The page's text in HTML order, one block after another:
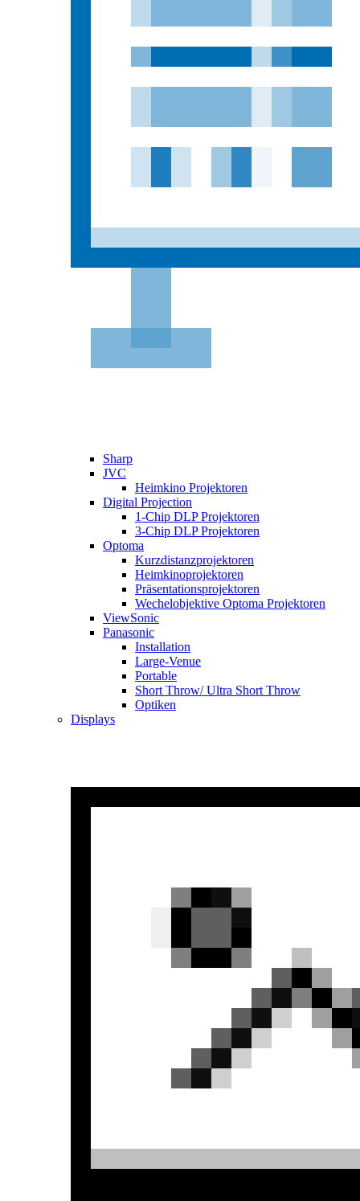
Sharp
JVC
Heimkino Projektoren
Digital Projection
1-Chip DLP Projektoren
3-Chip DLP Projektoren
Optoma
Kurzdistanzprojektoren
Heimkinoprojektoren
Präsentationsprojektoren
Wechelobjektive Optoma Projektoren
ViewSonic
Panasonic
Installation
Large-Venue
Portable
Short Throw/ Ultra Short Throw
Optiken
Displays